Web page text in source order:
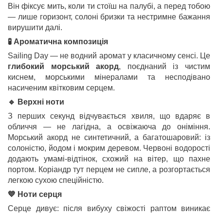
Він фіксує мить, коли ти стоїш на палубі, а перед тобою
— лише горизонт, солоні бризки та нестримне бажання
вирушити далі.
🧪 Ароматична композиція
Sailing Day — не водний аромат у класичному сенсі. Це
глибокий морський акорд, поєднаний із чистим
киснем, морськими мінералами та несподівано
насиченим квітковим серцем.
🔹 Верхні ноти
З перших секунд відчувається хвиля, що вдаряє в
обличчя — не лагідна, а освіжаюча до оніміння.
Морський акорд не синтетичний, а багатошаровий: із
солоністю, йодом і мокрим деревом. Червоні водорості
додають умамі-відтінок, схожий на вітер, що пахне
портом. Коріандр тут перцем не сипле, а розгортається
легкою сухою спеційністю.
💙 Ноти серця
Серце дивує: після вибуху свіжості раптом виникає